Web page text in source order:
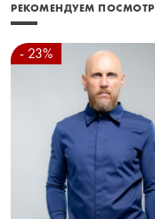
РЕКОМЕНДУЕМ
- 23%